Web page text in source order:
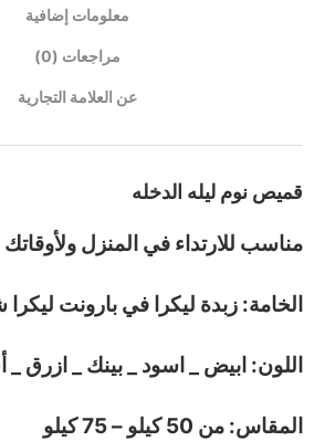
معلومات إضافية
مراجعات (0)
عن العلامة التجارية
قميص نوم ليله الدخله
مناسب للارتداء في المنزل
الخامة: زبدة ليكرا في بارونت
اللون: ابيض _ اسود _ بينك _ ازرق _
المقاس: من 50 كيلو – 75 كيلو